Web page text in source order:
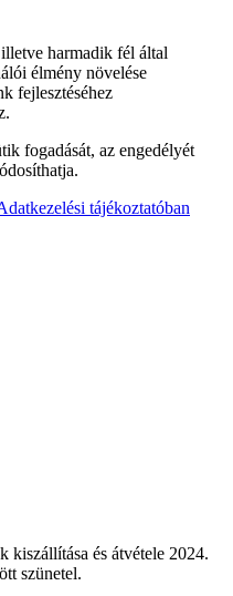
harmadik fél által
élmény növelése
fejlesztéséhez
fogadását, az engedélyét
tájékoztatóban
kiszállítása és átvétele 2024.
szünetel.